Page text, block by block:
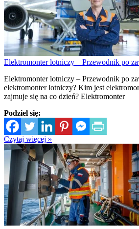
Elektromonter lotniczy – Przewodnik po
Elektromonter lotniczy – Przewodnik po
elektromonter lotniczy? Kim jest
zajmuje się na co dzień? Elektromonter
Podziel się:
Czytaj więcej »